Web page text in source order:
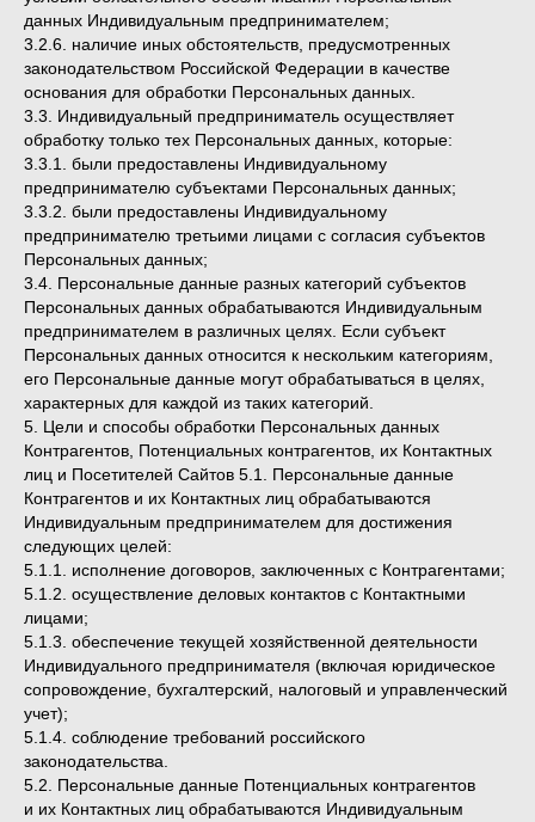
данных Индивидуальным предпринимателем;
3.2.6. наличие иных обстоятельств, предусмотренных
законодательством Российской Федерации в качестве
основания для обработки Персональных данных.
3.3. Индивидуальный предприниматель осуществляет
обработку только тех Персональных данных, которые:
3.3.1. были предоставлены Индивидуальному
предпринимателю субъектами Персональных данных;
3.3.2. были предоставлены Индивидуальному
предпринимателю третьими лицами с согласия субъектов
Персональных данных;
3.4. Персональные данные разных категорий субъектов
Персональных данных обрабатываются Индивидуальным
предпринимателем в различных целях. Если субъект
Персональных данных относится к нескольким категориям,
его Персональные данные могут обрабатываться в целях,
характерных для каждой из таких категорий.
5. Цели и способы обработки Персональных данных
Контрагентов, Потенциальных контрагентов, их Контактных
лиц и Посетителей Сайтов 5.1. Персональные данные
Контрагентов и их Контактных лиц обрабатываются
Индивидуальным предпринимателем для достижения
следующих целей:
5.1.1. исполнение договоров, заключенных с Контрагентами;
5.1.2. осуществление деловых контактов с Контактными
лицами;
5.1.3. обеспечение текущей хозяйственной деятельности
Индивидуального предпринимателя (включая юридическое
сопровождение, бухгалтерский, налоговый и управленческий
учет);
5.1.4. соблюдение требований российского
законодательства.
5.2. Персональные данные Потенциальных контрагентов
и их Контактных лиц обрабатываются Индивидуальным